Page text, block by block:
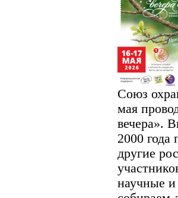
Союз
мая
вечера».
2000 года
другие
научные и